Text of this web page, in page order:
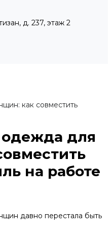
д. 237, этаж 2
как совместить
для
на работе
давно перестала быть